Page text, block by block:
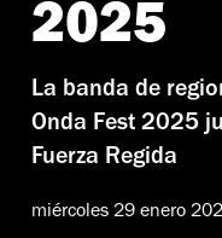
2025
La banda de
Onda Fest 2025
Fuerza Regida
miércoles 29 enero